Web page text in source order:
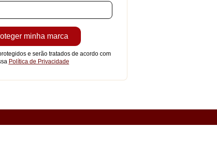
e serão tratados de acordo com
Política de Privacidade